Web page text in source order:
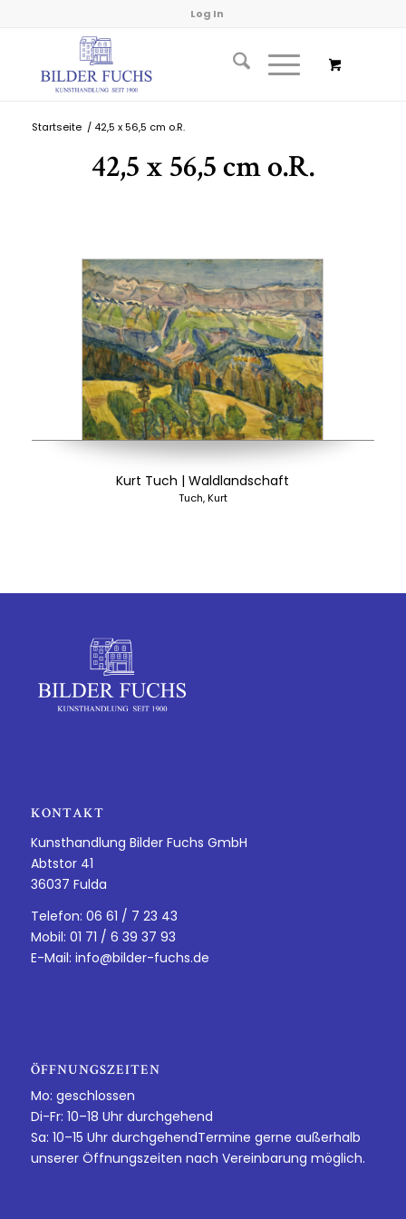
Log In
Startseite / 42,5 x 56,5 cm o.R.
42,5 x 56,5 cm o.R.
Kurt Tuch | Waldlandschaft
Tuch, Kurt
KONTAKT
Kunsthandlung Bilder Fuchs GmbH
Abtstor 41
36037 Fulda
Telefon: 06 61 / 7 23 43
Mobil: 01 71 / 6 39 37 93
E-Mail: info@bilder-fuchs.de
ÖFFNUNGSZEITEN
Mo: geschlossen
Di-Fr: 10–18 Uhr durchgehend
Sa: 10–15 Uhr durchgehendTermine gerne außerhalb
unserer Öffnungszeiten nach Vereinbarung möglich.